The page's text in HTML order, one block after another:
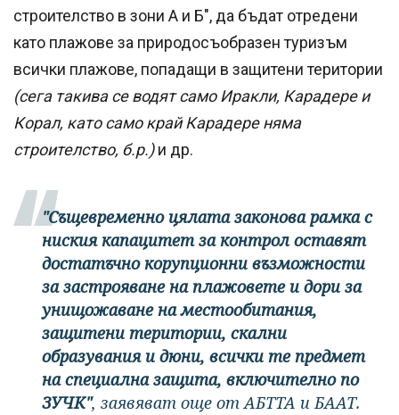
строителство в зони А и Б", да бъдат отредени
като плажове за природосъобразен туризъм
всички плажове, попадащи в защитени територии
(сега такива се водят само Иракли, Карадере и
Корал, като само край Карадере няма
строителство, б.р.)и др.
"Същевременно цялата законова рамка с
ниския капацитет за контрол оставят
достатъчно корупционни възможности
за застрояване на плажовете и дори за
унищожаване на местообитания,
защитени територии, скални
образувания и дюни, всички те предмет
на специална защита, включително по
ЗУЧК", заявяват още от АБТТА и БААТ.